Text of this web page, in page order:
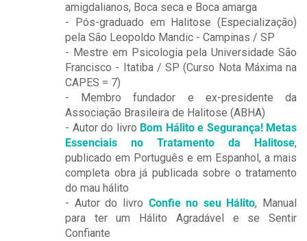
amigdalianos, Boca seca e Boca amarga
- Pós-graduado em Halitose (Especialização)
pela São Leopoldo Mandic - Campinas / SP
- Mestre em Psicologia pela Universidade São
Francisco - Itatiba / SP (Curso Nota Máxima na
CAPES = 7)
- Membro fundador e ex-presidente da
Associação Brasileira de Halitose (ABHA)
- Autor do livro Bom Hálito e Segurança! Metas
Essenciais no Tratamento da Halitose,
publicado em Português e em Espanhol, a mais
completa obra já publicada sobre o tratamento
do mau hálito
- Autor do livro Confie no seu Hálito, Manual
para ter um Hálito Agradável e se Sentir
Confiante